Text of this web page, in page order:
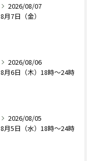
2026/08/07
8月7日（金）
2026/08/06
8月6日（木）18時〜24時
2026/08/05
8月5日（水）18時〜24時